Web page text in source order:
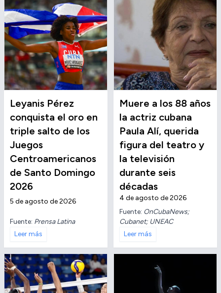
Leyanis Pérez
conquista el oro en
triple salto de los
Juegos
Centroamericanos
de Santo Domingo
2026
5 de agosto de 2026
Fuente: Prensa Latina
Leer más
Muere a los 88 años
la actriz cubana
Paula Alí, querida
figura del teatro y
la televisión
durante seis
décadas
4 de agosto de 2026
Fuente: OnCubaNews;
Cubanet; UNEAC
Leer más